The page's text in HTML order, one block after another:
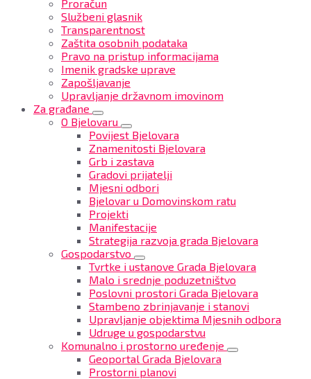
Proračun
Službeni glasnik
Transparentnost
Zaštita osobnih podataka
Pravo na pristup informacijama
Imenik gradske uprave
Zapošljavanje
Upravljanje državnom imovinom
Za građane
O Bjelovaru
Povijest Bjelovara
Znamenitosti Bjelovara
Grb i zastava
Gradovi prijatelji
Mjesni odbori
Bjelovar u Domovinskom ratu
Projekti
Manifestacije
Strategija razvoja grada Bjelovara
Gospodarstvo
Tvrtke i ustanove Grada Bjelovara
Malo i srednje poduzetništvo
Poslovni prostori Grada Bjelovara
Stambeno zbrinjavanje i stanovi
Upravljanje objektima Mjesnih odbora
Udruge u gospodarstvu
Komunalno i prostorno uređenje
Geoportal Grada Bjelovara
Prostorni planovi